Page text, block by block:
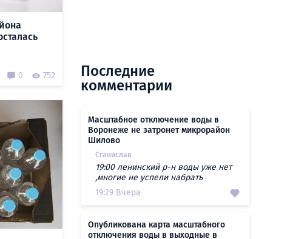
0 752
Последние
комментарии
Масштабное отключение воды в
Воронеже не затронет микрорайон
Шилово
Станислав
19:00 ленинский р-н воды уже нет
,многие не успели набрать
19:29 Вчера
Опубликована карта масштабного
отключения воды в выходные в